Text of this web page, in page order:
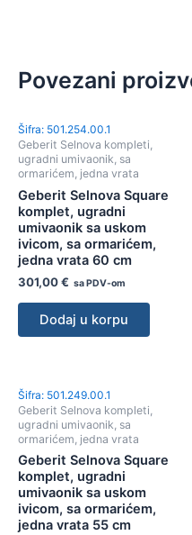
Povezani
Šifra: 501.254.00.1
Geberit Selnova kompleti,
ugradni umivaonik, sa
ormarićem, jedna vrata
Geberit Selnova Square
komplet, ugradni
umivaonik sa uskom
ivicom, sa ormarićem,
jedna vrata 60 cm
301,00€ sa PDV-om
Dodaj u korpu
Šifra: 501.249.00.1
Geberit Selnova kompleti,
ugradni umivaonik, sa
ormarićem, jedna vrata
Geberit Selnova Square
komplet, ugradni
umivaonik sa uskom
ivicom, sa ormarićem,
jedna vrata 55 cm